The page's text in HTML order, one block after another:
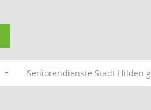
Seniorendienste Stadt Hilden